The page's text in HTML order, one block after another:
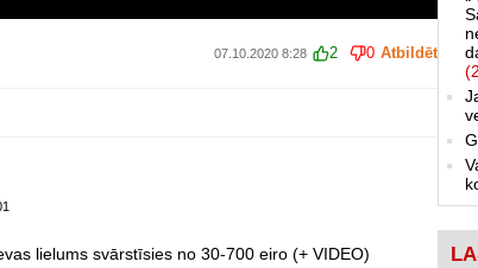
07.10.2020 8:28 2 0 Atbildēt
lielums svārstīsies no 30-700 eiro (+ VIDEO)